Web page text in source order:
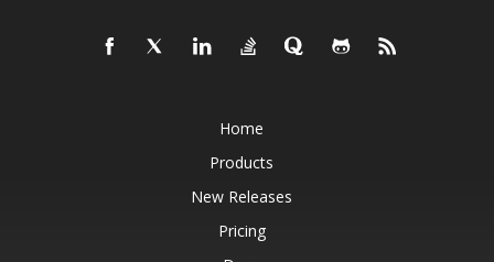
Home
Products
New Releases
Pricing